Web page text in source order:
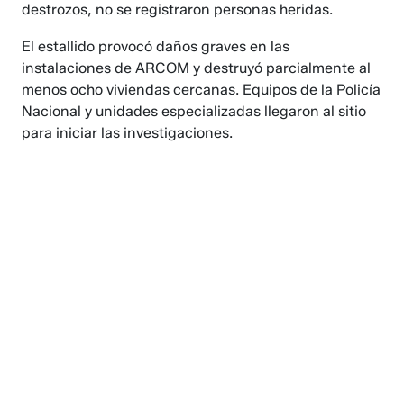
destrozos, no se registraron personas heridas.
El estallido provocó daños graves en las
instalaciones de ARCOM y destruyó parcialmente al
menos ocho viviendas cercanas. Equipos de la Policía
Nacional y unidades especializadas llegaron al sitio
para iniciar las investigaciones.